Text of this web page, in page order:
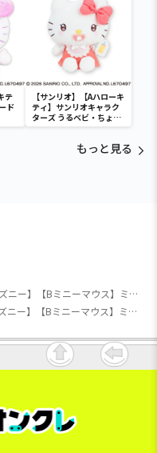
テ
ド
【サンリオ】【Aハローキ
ティ】サンリオキャラク
ターズ うるベビ・ちょい
デカドール
もっと見る
【ディズニー】【Bミニーマウス】ミッキーマウス＆ミニーマウス デココレ ブラック＆ホワイトフードBIGぬいぐるみ
【ディズニー】【Bミニーマウス】ミッキーマウス＆ミニーマウス デココレ ブラック＆ホワイトフードBIGぬいぐるみ